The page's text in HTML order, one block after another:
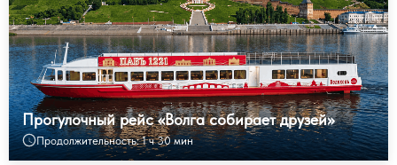
Прогулочный рейс «Волга собирает друзей»
Продолжительность: 1 ч 30 мин